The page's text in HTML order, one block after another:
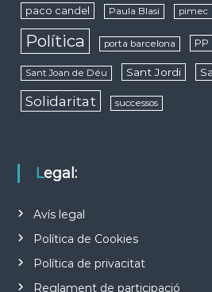
paco candel Paula Blasi pimec
Política porta barcelona PP
Sant Joan de Déu Sant Jordi
Solidaritat successos
Legal:
Avís legal
Política de Cookies
Política de privacitat
Reglament de participació